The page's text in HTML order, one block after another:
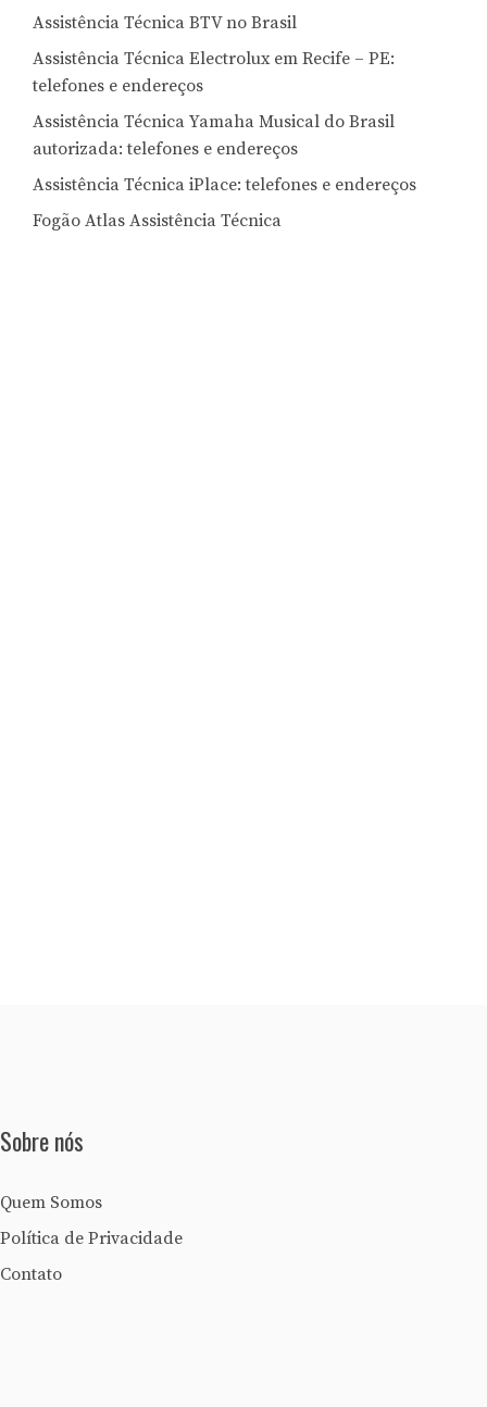
Assistência Técnica BTV no Brasil
Assistência Técnica Electrolux em Recife – PE:
telefones e endereços
Assistência Técnica Yamaha Musical do Brasil
autorizada: telefones e endereços
Assistência Técnica iPlace: telefones e endereços
Fogão Atlas Assistência Técnica
Sobre nós
Quem Somos
Política de Privacidade
Contato